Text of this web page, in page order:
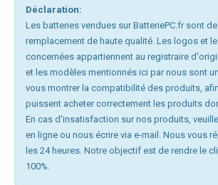
Déclaration:
Les batteries vendues sur BatteriePC.fr sont
remplacement de haute qualité. Les logos et
concernées appartiennent au registraire
et les modèles mentionnés ici par nous sont
vous montrer la compatibilité des produits,
puissent acheter correctement les produits
En cas d'insatisfaction sur nos produits,
en ligne ou nous écrire via e-mail. Nous vous
les 24 heures. Notre objectif est de rendre le
100%.